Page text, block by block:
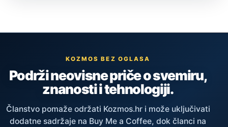
KOZMOS BEZ OGLASA
Podrži neovisne priče o svemiru,
znanosti i tehnologiji.
Članstvo pomaže održati Kozmos.hr i može uključivati
dodatne sadržaje na Buy Me a Coffee, dok članci na